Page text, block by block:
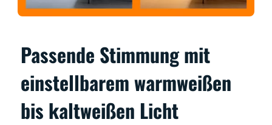
Passende Stimmung mit
einstellbarem warmweißen
bis kaltweißen Licht